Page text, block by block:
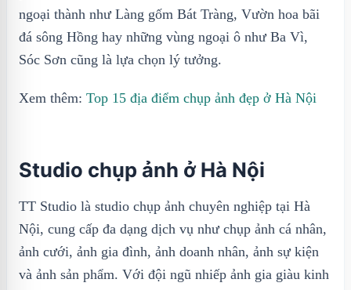
ngoại thành như Làng gốm Bát Tràng, Vườn hoa bãi
đá sông Hồng hay những vùng ngoại ô như Ba Vì,
Sóc Sơn cũng là lựa chọn lý tưởng.
Xem thêm: Top 15 địa điểm chụp ảnh đẹp ở Hà Nội
Studio chụp ảnh ở Hà Nội
TT Studio là studio chụp ảnh chuyên nghiệp tại Hà
Nội, cung cấp đa dạng dịch vụ như chụp ảnh cá nhân,
ảnh cưới, ảnh gia đình, ảnh doanh nhân, ảnh sự kiện
và ảnh sản phẩm. Với đội ngũ nhiếp ảnh gia giàu kinh